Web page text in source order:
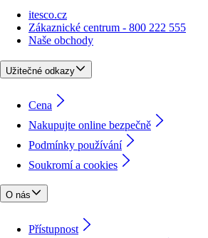
itesco.cz
Zákaznické centrum - 800 222 555
Naše obchody
Užitečné odkazy
Cena
Nakupujte online bezpečně
Podmínky používání
Soukromí a cookies
O nás
Přístupnost